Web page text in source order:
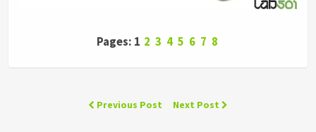
Pages: 1 2 3 4 5 6 7 8
Previous Post Next Post